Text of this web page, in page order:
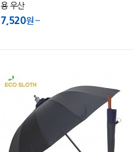
용 우산
7,520원